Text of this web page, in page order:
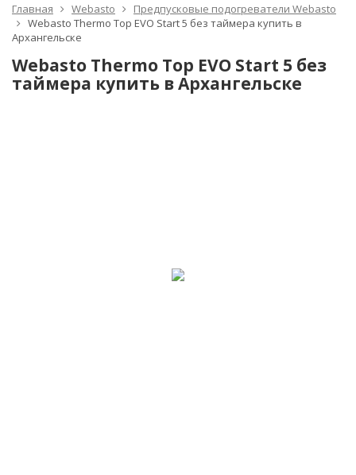
Главная Webasto
Предпусковые подогреватели Webasto
Webasto Thermo Top EVO Start 5 без таймера купить в
Архангельске
Webasto Thermo Top EVO Start 5 без
таймера купить в Архангельске